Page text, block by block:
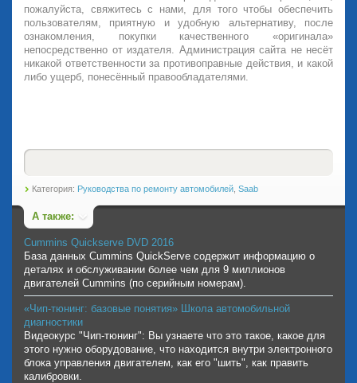
пожалуйста, свяжитесь с нами, для того чтобы обеспечить
пользователям, приятную и удобную альтернативу, после
ознакомления, покупки качественного «оригинала»
непосредственно от издателя. Администрация сайта не несёт
никакой ответственности за противоправные действия, и какой
либо ущерб, понесённый правообладателями.
Категория: Руководства по ремонту автомобилей Saab
А также:
Cummins Quickserve DVD 2016
База данных Cummins QuickServe содержит информацию о
деталях и обслуживании более чем для 9 миллионов
двигателей Cummins (по серийным номерам).
«Чип-тюнинг: базовые понятия» Школа автомобильной
диагностики
Видеокурс "Чип-тюнинг": Вы узнаете что это такое, какое для
этого нужно оборудование, что находится внутри электронного
блока управления двигателем, как его "шить", как править
калибровки.